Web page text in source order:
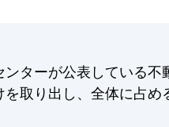
ターが公表している不
取り出し、全体に占め